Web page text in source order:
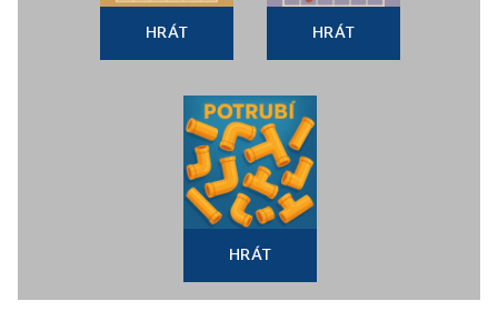
HRÁT HRÁT
HRÁT